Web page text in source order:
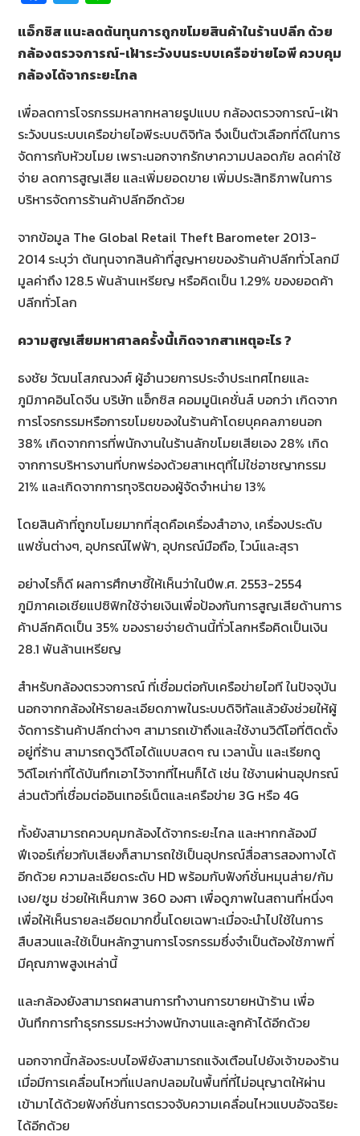
ce
b
o
k
wi
tt
er
n
e
แอ็กซิส แนะลดต้นทุนการถูกขโมยสินค้าในร้านปลีก ด้วย
กล้องตรวจการณ์-เฝ้าระวังบนระบบเครือข่ายไอพี ควบคุม
กล้องได้จากระยะไกล
เพื่อลดการโจรกรรมหลากหลายรูปแบบ กล้องตรวจการณ์-เฝ้า
ระวังบนระบบเครือข่ายไอพีระบบดิจิทัล จึงเป็นตัวเลือกที่ดีในการ
จัดการกับหัวขโมย เพราะนอกจากรักษาความปลอดภัย ลดค่าใช้
จ่าย ลดการสูญเสีย และเพิ่มยอดขาย เพิ่มประสิทธิภาพในการ
บริหารจัดการร้านค้าปลีกอีกด้วย
จากข้อมูล The Global Retail Theft Barometer 2013-
2014 ระบุว่า ต้นทุนจากสินค้าที่สูญหายของร้านค้าปลีกทั่วโลกมี
มูลค่าถึง 128.5 พันล้านเหรียญ หรือคิดเป็น 1.29% ของยอดค้า
ปลีกทั่วโลก
ความสูญเสียมหาศาลครั้งนี้เกิดจากสาเหตุอะไร ?
ธงชัย วัฒนโสภณวงศ์ ผู้อำนวยการประจำประเทศไทยและ
ภูมิภาคอินโดจีน บริษัท แอ็กซิส คอมมูนิเคชั่นส์ บอกว่า เกิดจาก
การโจรกรรมหรือการขโมยของในร้านค้าโดยบุคคลภายนอก
38% เกิดจากการที่พนักงานในร้านลักขโมยเสียเอง 28% เกิด
จากการบริหารงานที่บกพร่องด้วยสาเหตุที่ไม่ใช่อาชญากรรม
21% และเกิดจากการทุจริตของผู้จัดจำหน่าย 13%
โดยสินค้าที่ถูกขโมยมากที่สุดคือเครื่องสำอาง, เครื่องประดับ
แฟชั่นต่างๆ, อุปกรณ์ไฟฟ้า, อุปกรณ์มือถือ, ไวน์และสุรา
อย่างไรก็ดี ผลการศึกษาชี้ให้เห็นว่าในปีพ.ศ. 2553-2554
ภูมิภาคเอเชียแปซิฟิกใช้จ่ายเงินเพื่อป้องกันการสูญเสียด้านการ
ค้าปลีกคิดเป็น 35% ของรายจ่ายด้านนี้ทั่วโลกหรือคิดเป็นเงิน
28.1 พันล้านเหรียญ
สำหรับกล้องตรวจการณ์ ที่เชื่อมต่อกับเครือข่ายไอที ในปัจจุบัน
นอกจากกล้องให้รายละเอียดภาพในระบบดิจิทัลแล้วยังช่วยให้ผู้
จัดการร้านค้าปลีกต่างๆ สามารถเข้าถึงและใช้งานวิดีโอที่ติดตั้ง
อยู่ที่ร้าน สามารถดูวิดีโอได้แบบสดๆ ณ เวลานั้น และเรียกดู
วิดีโอเก่าที่ได้บันทึกเอาไว้จากที่ไหนก็ได้ เช่น ใช้งานผ่านอุปกรณ์
ส่วนตัวที่เชื่อมต่ออินเทอร์เน็ตและเครือข่าย 3G หรือ 4G
ทั้งยังสามารถควบคุมกล้องได้จากระยะไกล และหากกล้องมี
ฟีเจอร์เกี่ยวกับเสียงก็สามารถใช้เป็นอุปกรณ์สื่อสารสองทางได้
อีกด้วย ความละเอียดระดับ HD พร้อมกับฟังก์ชั่นหมุนส่าย/ก้ม
เงย/ซูม ช่วยให้เห็นภาพ 360 องศา เพื่อดูภาพในสถานที่หนึ่งๆ
เพื่อให้เห็นรายละเอียดมากขึ้นโดยเฉพาะเมื่อจะนำไปใช้ในการ
สืบสวนและใช้เป็นหลักฐานการโจรกรรมซึ่งจำเป็นต้องใช้ภาพที่
มีคุณภาพสูงเหล่านี้
และกล้องยังสามารถผสานการทำงานการขายหน้าร้าน เพื่อ
บันทึกการทำธุรกรรมระหว่างพนักงานและลูกค้าได้อีกด้วย
นอกจากนี้กล้องระบบไอพียังสามารถแจ้งเตือนไปยังเจ้าของร้าน
เมื่อมีการเคลื่อนไหวที่แปลกปลอมในพื้นที่ที่ไม่อนุญาตให้ผ่าน
เข้ามาได้ด้วยฟังก์ชั่นการตรวจจับความเคลื่อนไหวแบบอัจฉริยะ
ได้อีกด้วย